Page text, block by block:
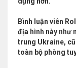
Bình luận viên
địa hình này như
trung Ukraine,
toàn bộ phòng